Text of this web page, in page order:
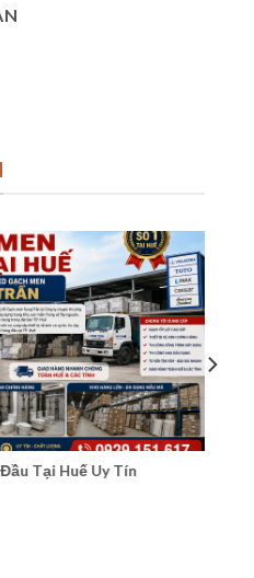
Tại Huế Uy Tín